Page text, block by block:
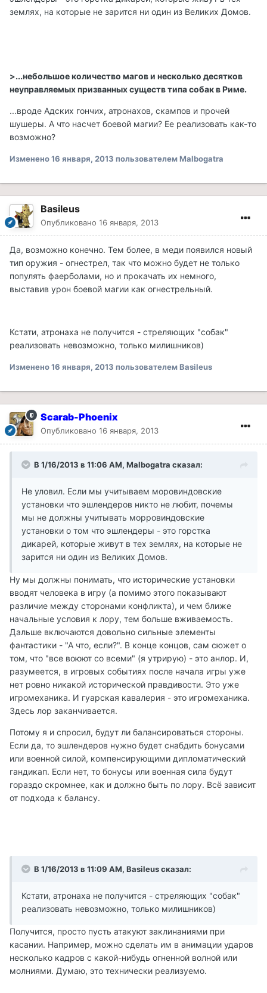
землях, на которые не зарится ни один из Великих Домов.
>...небольшое количество магов и несколько десятков
неуправляемых призванных существ типа собак в Риме.
...вроде Адских гончих, атронахов, скампов и прочей
шушеры. А что насчет боевой магии? Ее реализовать как-то
возможно?
Изменено16 января, 2013 пользователем Malbogatra
Basileus
Опубликовано 16 января, 2013
Да, возможно конечно. Тем более, в меди появился новый
тип оружия - огнестрел, так что можно будет не только
популять фаерболами, но и прокачать их немного,
выставив урон боевой магии как огнестрельный.
Кстати, атронаха не получится - стреляющих "собак"
реализовать невозможно, только милишников)
Изменено16 января, 2013 пользователем Basileus
Scarab-Phoenix
Опубликовано 16 января, 2013
В 1/16/2013 в 11:06 AM, Malbogatra сказал:
Не уловил. Если мы учитываем моровиндовские
установки что эшлендеров никто не любит, почемы
мы не должны учитывать морровиндовские
установки о том что эшлендеры - это горстка
дикарей, которые живут в тех землях, на которые не
зарится ни один из Великих Домов.
Ну мы должны понимать, что исторические установки
вводят человека в игру (а помимо этого показывают
различие между сторонами конфликта), и чем ближе
начальные условия к лору, тем больше вживаемость.
Дальше включаются довольно сильные элементы
фантастики - "А что, если?". В конце концов, сам сюжет о
том, что "все воюют со всеми" (я утрирую) - это анлор. И,
разумеется, в игровых событиях после начала игры уже
нет ровно никакой исторической правдивости. Это уже
игромеханика. И гуарская кавалерия - это игромеханика.
Здесь лор заканчивается.
Потому я и спросил, будут ли балансироваться стороны.
Если да, то эшлендеров нужно будет снабдить бонусами
или военной силой, компенсирующими дипломатический
гандикап. Если нет, то бонусы или военная сила будут
гораздо скромнее, как и должно быть по лору. Всё зависит
от подхода к балансу.
В 1/16/2013 в 11:09 AM, Basileus сказал:
Кстати, атронаха не получится - стреляющих "собак"
реализовать невозможно, только милишников)
Получится, просто пусть атакуют заклинаниями при
касании. Например, можно сделать им в анимации ударов
несколько кадров с какой-нибудь огненной волной или
молниями. Думаю, это технически реализуемо.